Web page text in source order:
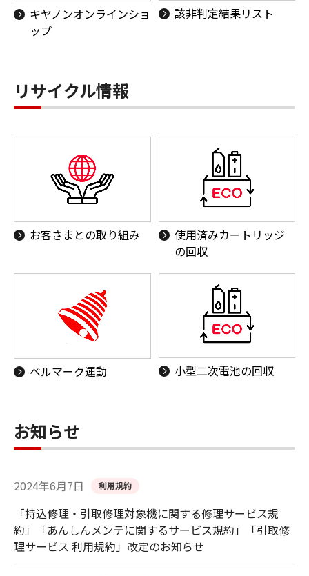
キヤノンオンラインショ
ップ
該非判定結果リスト
リサイクル情報
お客さまとの取り組み
使用済みカートリッジ
の回収
ベルマーク運動 小型二次電池の回収
お知らせ
2024年6月7日 利用規約
「持込修理・引取修理対象機に関する修理サービス規
約」「あんしんメンテに関するサービス規約」「引取修
理サービス 利用規約」改定のお知らせ